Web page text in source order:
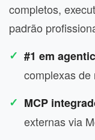
completos,
padrão
#1 em
complexas de
MCP
externas via